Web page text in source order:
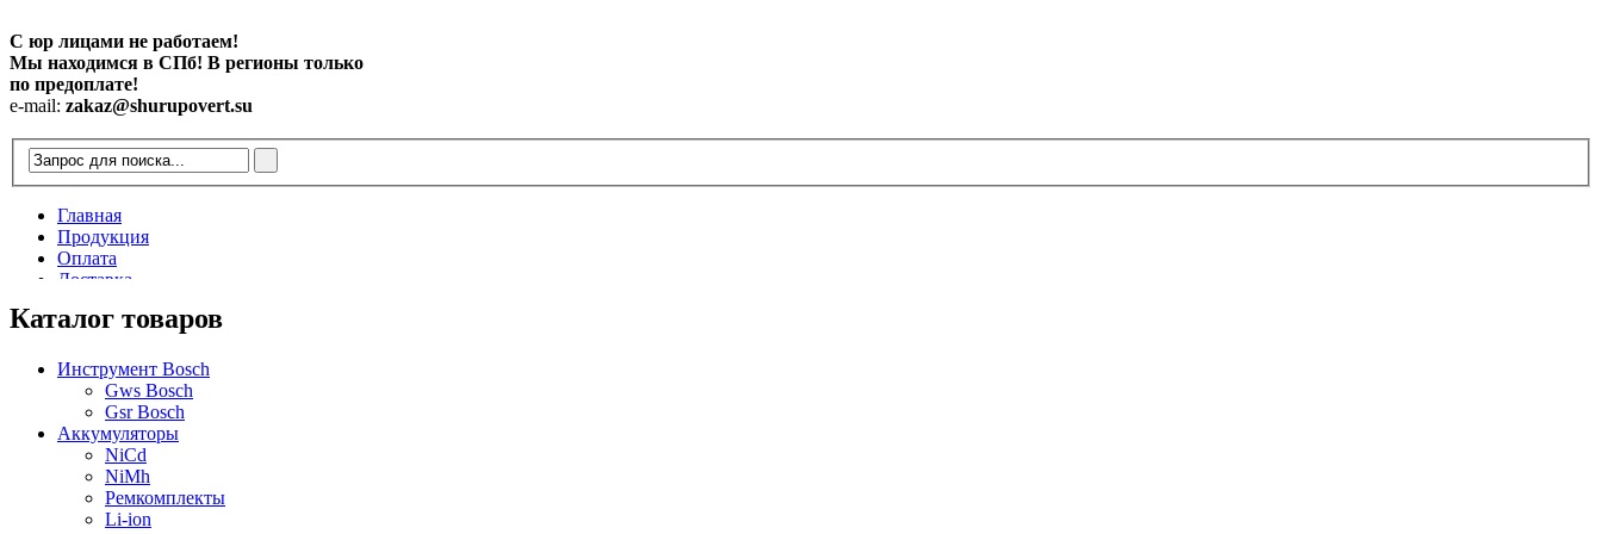
С юр лицами не работаем!
Мы находимся в СПб! В регионы только
по предоплате!
e-mail: zakaz@shurupovert.su
Главная
Продукция
Оплата
Доставка
Статьи
Каталог товаров
Инструмент Bosch
Gws Bosch
Gsr Bosch
Аккумуляторы
NiCd
NiMh
Ремкомплекты
Li-ion